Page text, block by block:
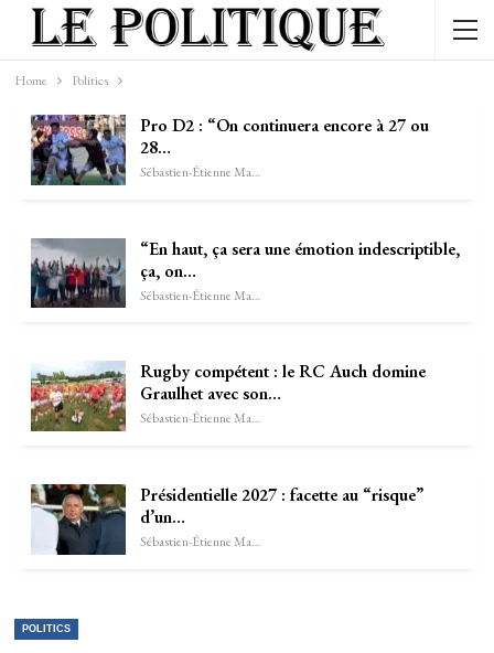
Home Politics
Pro D2 : “On continuera encore à 27 ou
28…
Sébastien-Étienne Marechal
“En haut, ça sera une émotion indescriptible,
ça, on…
Sébastien-Étienne Marechal
Rugby compétent : le RC Auch domine
Graulhet avec son…
Sébastien-Étienne Marechal
Présidentielle 2027 : facette au “risque”
d’un…
Sébastien-Étienne Marechal
POLITICS